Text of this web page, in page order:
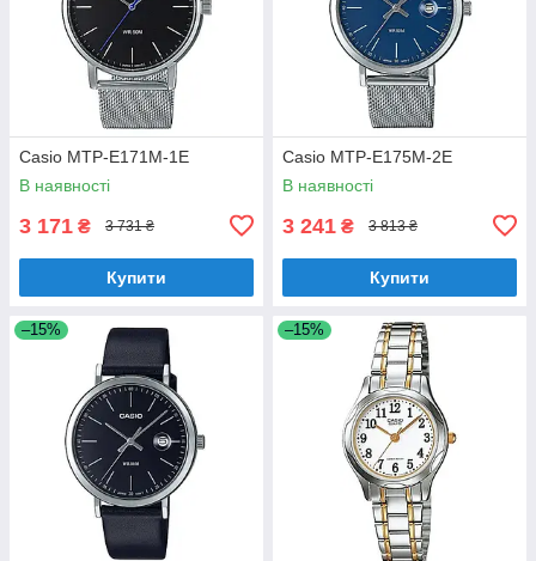
Casio MTP-E171M-1E
В наявності
3 171 ₴ 3 731 ₴
Купити
Casio MTP-E175M-2E
В наявності
3 241 ₴ 3 813 ₴
Купити
–15% –15%